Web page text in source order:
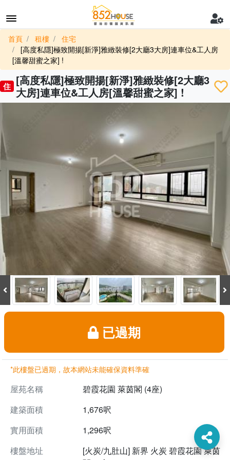
首頁 租樓
住宅
[高度私隱]極致開揚[新淨]雅緻裝修[2大廳3大房]連車位&工人房
[溫馨甜蜜之家] !
住 [高度私隱]極致開揚[新淨]雅緻裝修[2大廳3
大房]連車位&工人房[溫馨甜蜜之家] !
已過期
*此樓盤已過期，故本網站未能確保資料準確
屋苑名稱
碧霞花園 萊茵閣 (4座)
建築面積
1,676呎
實用面積
1,296呎
樓盤地址
[火炭/九肚山] 新界 火炭 碧霞花園 萊茵